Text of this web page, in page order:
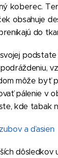
koberec.
obsahuje
do
môže byť
pálenie v
kde tabak
a ďasien